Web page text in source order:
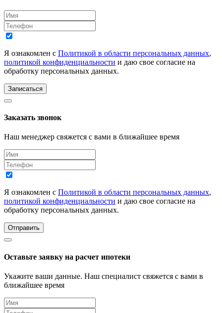
Я ознакомлен с Политикой в области персональных данных,
политикой конфиденциальности и даю свое согласие на
обработку персональных данных.
Записаться
Заказать звонок
Наш менеджер свяжется с вами в ближайшее время
Я ознакомлен с Политикой в области персональных данных,
политикой конфиденциальности и даю свое согласие на
обработку персональных данных.
Отправить
Оставьте заявку на расчет ипотеки
Укажите ваши данные. Наш специалист свяжется с вами в
ближайшее время